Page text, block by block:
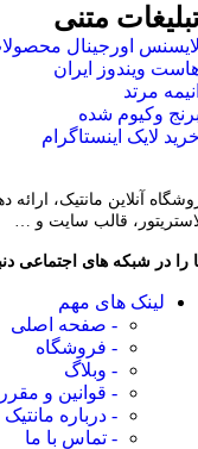
متنی
اورجینال
ویندوز ایران
مرتد
وکیوم شده
لایک اینستاگرام
آنلاین مانتیک، ارائه
قالب سایت و …
را در شبکه های اجتماعی
لینک های مهم
- صفحه اصلی
- فروشگاه
- وبلاگ
- قوانین و
- درباره مانتیک
- تماس با ما